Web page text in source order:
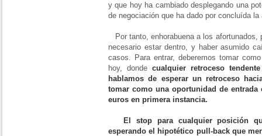
y que hoy ha cambiado desplegando una
de negociación que ha dado por concluída
Por tanto, enhorabuena a los afortunados,
necesario estar dentro, y haber asumido
casos. Para entrar, deberemos tomar
hoy, dondecualquier retroceso
hablamos de esperar un retroceso
tomar como una oportunidad de
euros en primera instancia.
El stop para cualquier posición
esperando el hipotético pull-back que